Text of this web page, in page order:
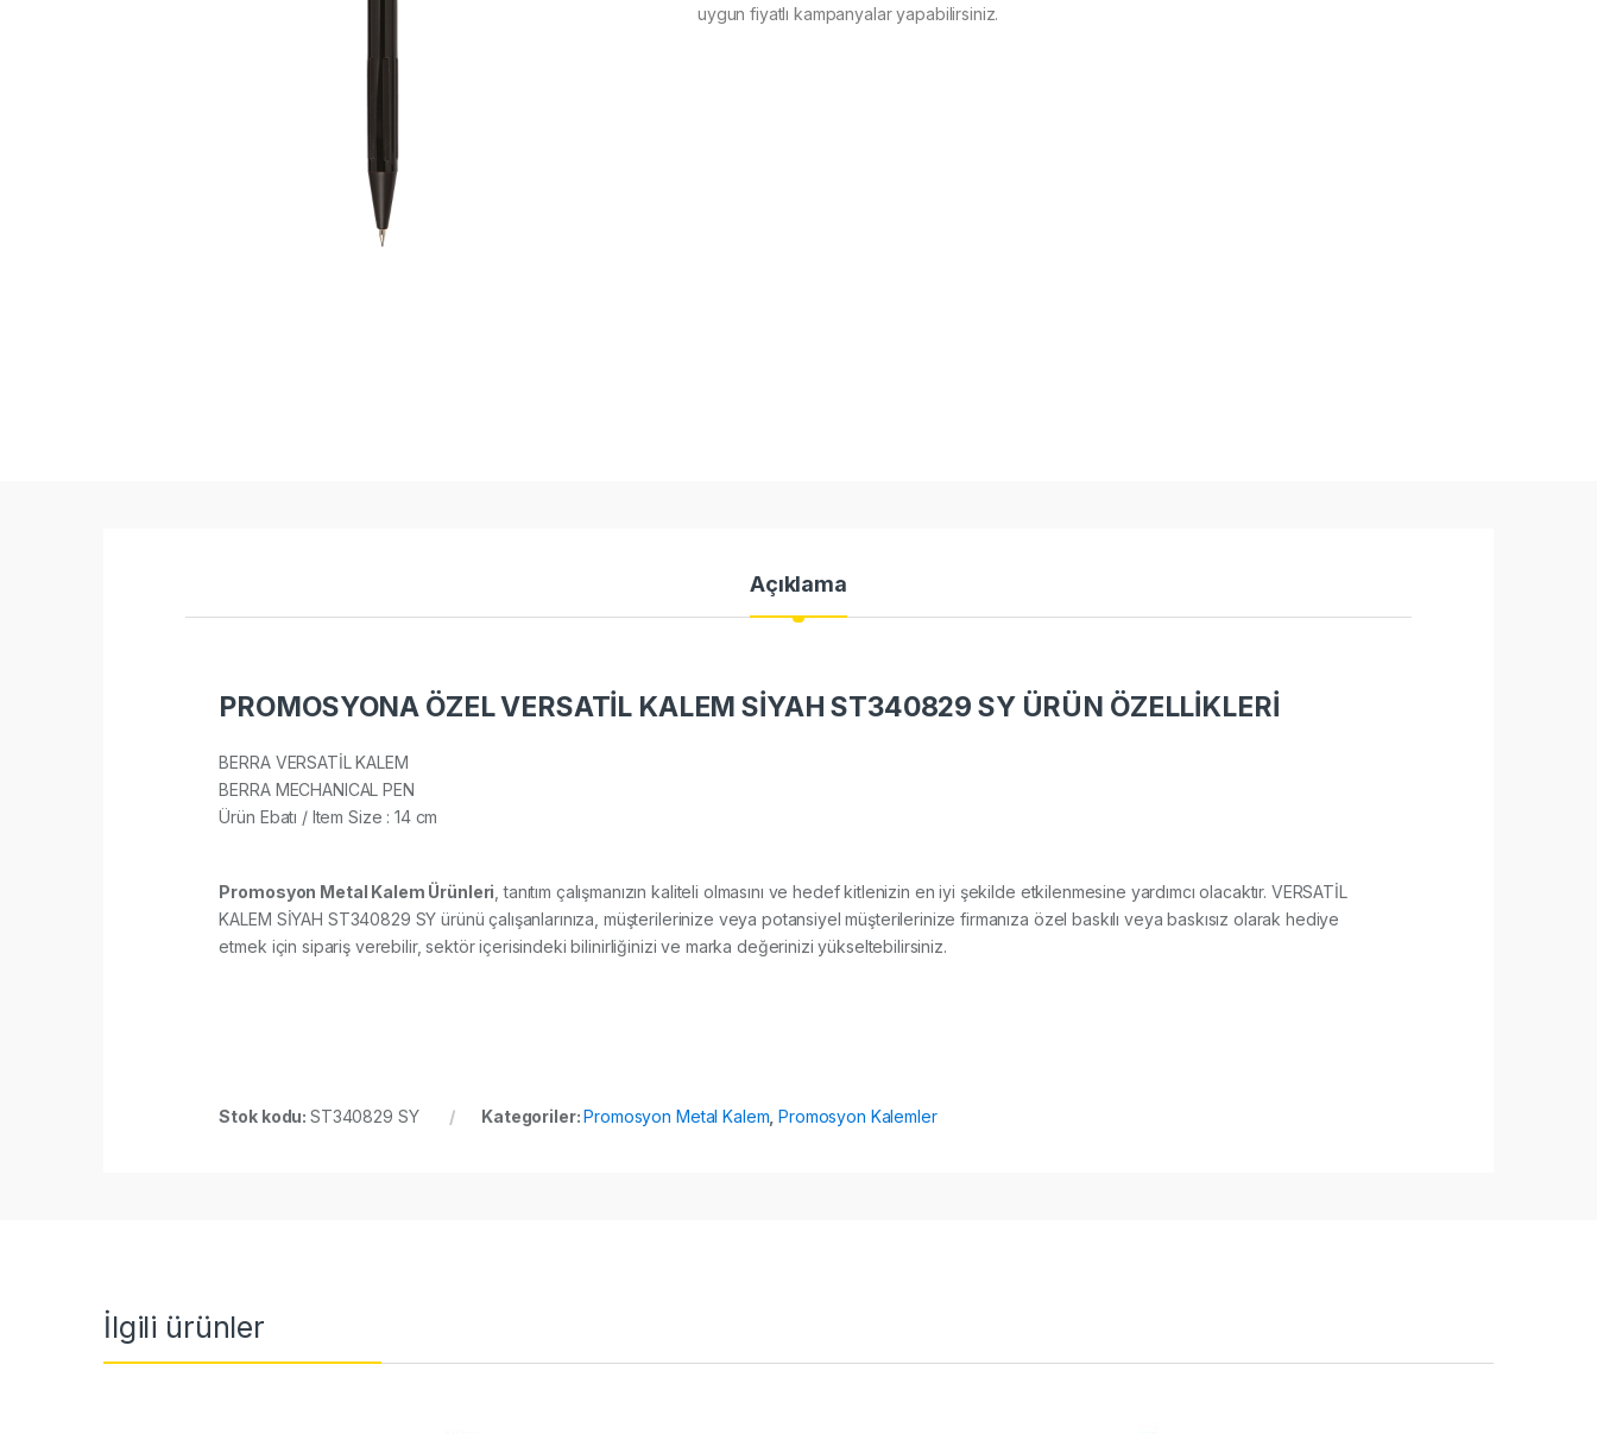
uygun fiyatlı kampanyalar yapabilirsiniz.
Açıklama
PROMOSYONA ÖZEL VERSATİL KALEM SİYAH ST340829 SY ÜRÜN ÖZELLİKLERİ
BERRA VERSATİL KALEM
BERRA MECHANICAL PEN
Ürün Ebatı / Item Size : 14 cm​
Promosyon Metal Kalem Ürünleri , tanıtım çalışmanızın kaliteli olmasını ve hedef kitlenizin en iyi şekilde etkilenmesine yardımcı olacaktır. VERSATİL
KALEM SİYAH ST340829 SY ürünü çalışanlarınıza, müşterilerinize veya potansiyel müşterilerinize firmanıza özel baskılı veya baskısız olarak hediye
etmek için sipariş verebilir, sektör içerisindeki bilinirliğinizi ve marka değerinizi yükseltebilirsiniz.
Stok kodu: ST340829 SY Kategoriler:Promosyon Metal Kalem ,Promosyon Kalemler
İlgili ürünler